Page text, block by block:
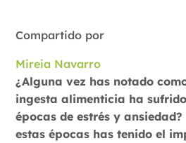
Compartido por
Mireia Navarro
¿Alguna vez has notado
ingesta alimenticia ha
épocas de estrés y
estas épocas has tenido el